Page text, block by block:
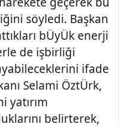
söyledi. Başkan
bÜyÜk enerji
de işbirliği
ifade
Selami ÖztÜrk,
yatırım
belirterek,